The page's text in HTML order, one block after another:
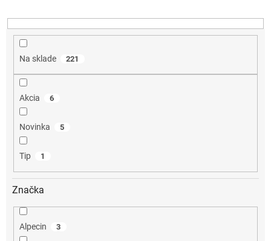
u
k
Na sklade 221
Akcia 6
Novinka 5
Tip 1
Značka
Alpecin 3